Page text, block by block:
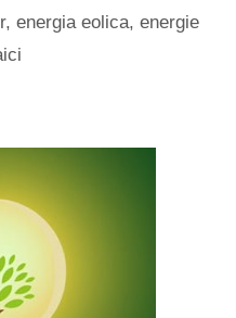
,energia eolica,energie